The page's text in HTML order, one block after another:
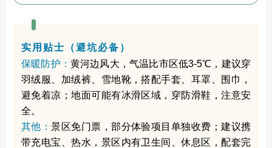
实用贴士（避坑必备）
保暖防护： 黄河边风大，气温比市区低3-5℃，建议穿
羽绒服、加绒裤、雪地靴，搭配手套、耳罩、围巾，
避免着凉；地面可能有冰滑区域，穿防滑鞋，注意安
全。
其他：景区免门票，部分体验项目单独收费；建议携
带充电宝、热水，景区内有卫生间、休息区，配套完